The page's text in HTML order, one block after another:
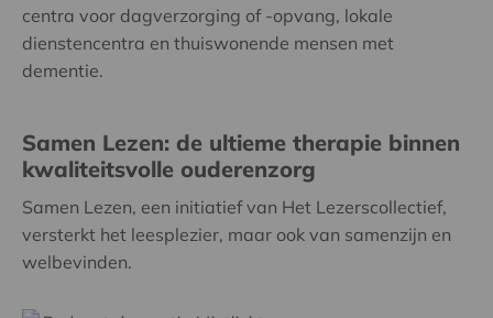
centra voor dagverzorging of -opvang, lokale
dienstencentra en thuiswonende mensen met
dementie.
Samen Lezen: de ultieme therapie binnen
kwaliteitsvolle ouderenzorg
Samen Lezen, een initiatief van Het Lezerscollectief,
versterkt het leesplezier, maar ook van samenzijn en
welbevinden.